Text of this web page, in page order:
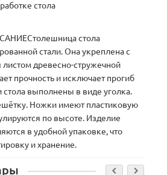
стола
стола
стали. Она укреплена с
листом древесно-стружечной
прочность и исключает прогиб
выполнены в виде уголка.
Ножки имеют пластиковую
по высоте. Изделие
в удобной упаковке, что
и хранение.